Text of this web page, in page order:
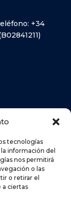
tecnologías
información del
nos permitirá
o las
o retirar el
ciertas
+34